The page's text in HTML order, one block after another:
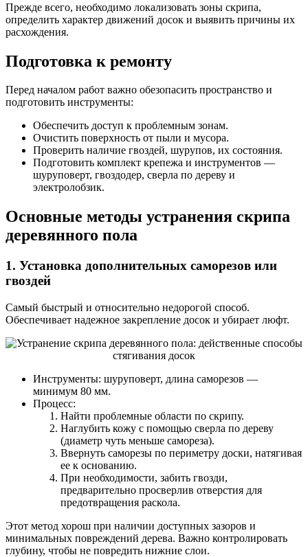
Прежде всего, необходимо локализовать зоны скрипа,
определить характер движений досок и выявить причины их
расхождения.
Подготовка к ремонту
Перед началом работ важно обезопасить пространство и
подготовить инструменты:
Обеспечить доступ к проблемным зонам.
Очистить поверхность от пыли и мусора.
Проверить наличие гвоздей, шурупов, их состояния.
Подготовить комплект крепежа и инструментов —
шуруповерт, гвоздодер, сверла по дереву и
электролобзик.
Основные методы устранения скрипа
деревянного пола
1. Установка дополнительных саморезов или
гвоздей
Самый быстрый и относительно недорогой способ.
Обеспечивает надежное закрепление досок и убирает люфт.
Инструменты: шуруповерт, длина саморезов —
минимум 80 мм.
Процесс:
Найти проблемные области по скрипу.
Наглубить кожу с помощью сверла по дереву
(диаметр чуть меньше самореза).
Ввернуть саморезы по периметру доски, натягивая
ее к основанию.
При необходимости, забить гвозди,
предварительно просверлив отверстия для
предотвращения раскола.
Этот метод хорош при наличии доступных зазоров и
минимальных повреждений дерева. Важно контролировать
глубину, чтобы не повредить нижние слои.